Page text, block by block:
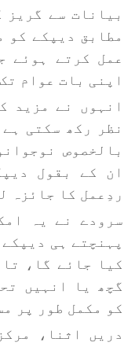
بیانات سے
مطابق دیپکے کو
عمل کرتے ہوئے
اپنی بات عوام
انہوں نے مزید
نظر رکھ سکتی
بالخصوص
ان کے بقول
ردِعمل کا جائزہ
سرودے نے یہ
پہنچتے ہی
کیا جائے گا،
گچھ یا انہیں
کو مکمل طور پر
دریں اثنا،